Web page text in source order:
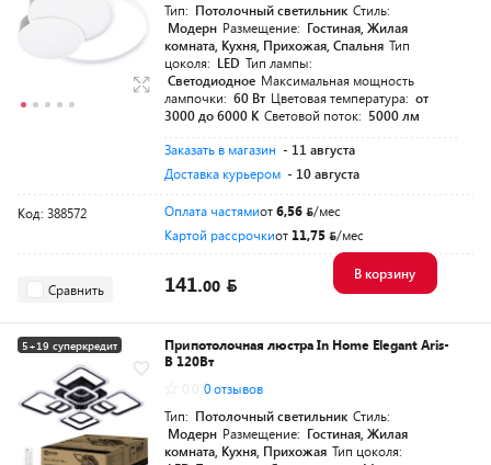
Тип: Потолочный светильник Стиль:
Модерн Размещение: Гостиная, Жилая
комната, Кухня, Прихожая, Спальня Тип
цоколя: LED Тип лампы:
Светодиодное Максимальная мощность
лампочки: 60 Вт Цветовая температура: от
3000 до 6000 K Световой поток: 5000 лм
Заказать в магазин - 11 августа
Доставка курьером - 10 августа
Код: 388572 Оплата частямиот6,56
/мес
Картой рассрочкиот 11,75 /мес
Сравнить 141.00
В корзину
5+19 суперкредит
Разумная цена
Припотолочная люстра In Home Elegant Aris-
B 120Вт
0 отзывов
Тип: Потолочный светильник Стиль:
Модерн Размещение: Гостиная, Жилая
комната, Кухня, Прихожая Тип цоколя: